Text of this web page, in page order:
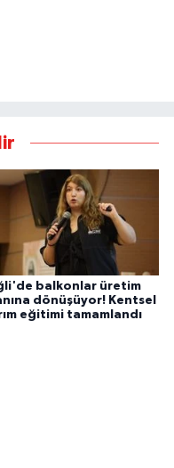
balkonlar üretim
dönüşüyor! Kentsel
eğitimi tamamlandı